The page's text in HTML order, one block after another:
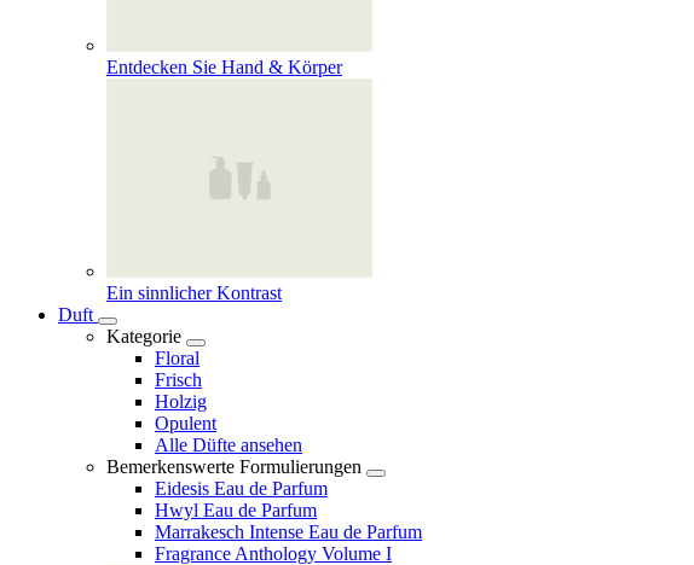
Entdecken Sie Hand & Körper
Ein sinnlicher Kontrast
Duft
Kategorie
Floral
Frisch
Holzig
Opulent
Alle Düfte ansehen
Bemerkenswerte Formulierungen
Eidesis Eau de Parfum
Hwyl Eau de Parfum
Marrakesch Intense Eau de Parfum
Fragrance Anthology Volume I